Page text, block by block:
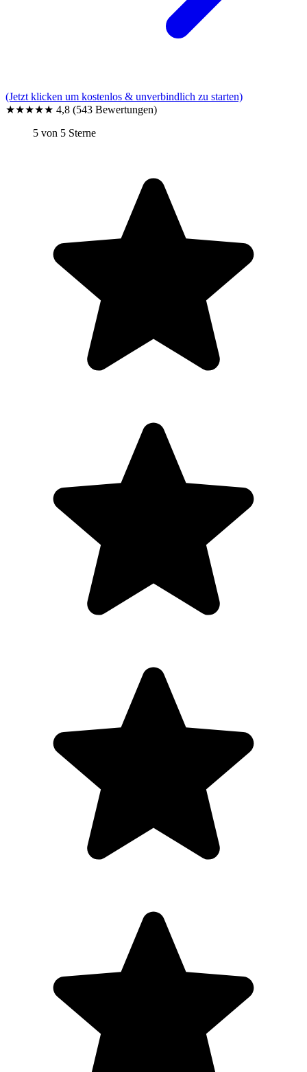
(Jetzt klicken um kostenlos & unverbindlich zu starten)
★★★★★ 4,8 (543 Bewertungen)
5 von 5 Sterne